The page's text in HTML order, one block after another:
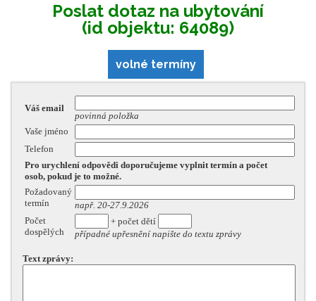
Poslat dotaz na ubytování
(id objektu: 64089)
volné termíny